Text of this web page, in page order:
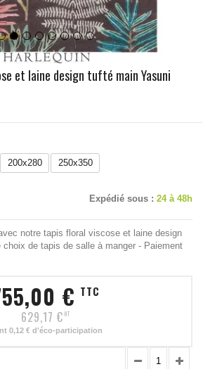
et laine design tufté main Yasuni
200x280 250x350
Expédié sous : 24 à 48h
notre tapis floral viscose et laine design
de tapis de salle à manger - Paiement
€ TTC
629,17 € HT
0,12 € d'éco-participation